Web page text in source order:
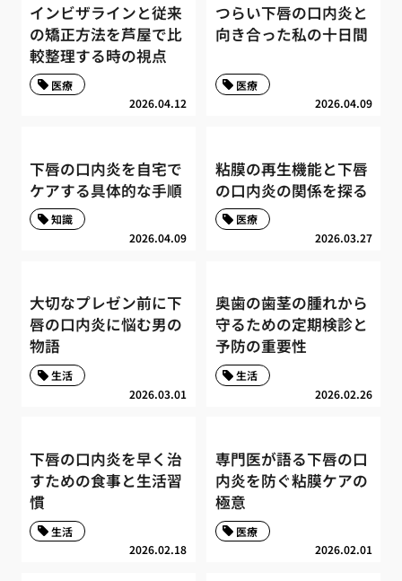
インビザラインと従来
の矯正方法を芦屋で比
較整理する時の視点
2026.04.12
医療
つらい下唇の口内炎と
向き合った私の十日間
2026.04.09
医療
下唇の口内炎を自宅で
ケアする具体的な手順
2026.04.09
知識
粘膜の再生機能と下唇
の口内炎の関係を探る
2026.03.27
医療
大切なプレゼン前に下
唇の口内炎に悩む男の
物語
2026.03.01
生活
奥歯の歯茎の腫れから
守るための定期検診と
予防の重要性
2026.02.26
生活
下唇の口内炎を早く治
すための食事と生活習
慣
2026.02.18
生活
専門医が語る下唇の口
内炎を防ぐ粘膜ケアの
極意
2026.02.01
医療